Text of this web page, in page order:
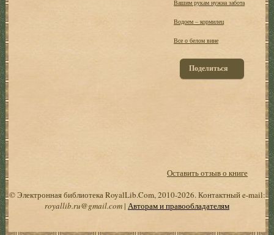
Вашим рукам нужна забота
Водоем – кормилец
Все о белом вине
Поделиться
Оставить отзыв о книге
© Электронная библиотека RoyalLib.Com, 2010-2026. Контактный e-mail:
royallib.ru@gmail.com| Авторам и правообладателям